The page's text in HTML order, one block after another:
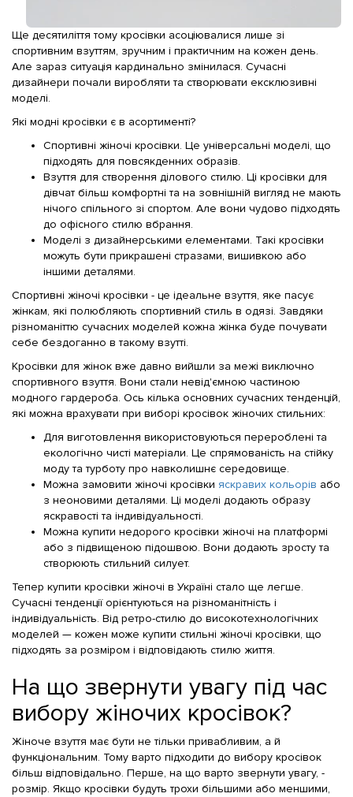
Ще десятиліття тому кросівки асоціювалися лише зі
спортивним взуттям, зручним і практичним на кожен день.
Але зараз ситуація кардинально змінилася. Сучасні
дизайнери почали виробляти та створювати ексклюзивні
моделі.
Які модні кросівки є в асортименті?
Спортивні жіночі кросівки. Це універсальні моделі, що
підходять для повсякденних образів.
Взуття для створення ділового стилю. Ці кросівки для
дівчат більш комфортні та на зовнішній вигляд не мають
нічого спільного зі спортом. Але вони чудово підходять
до офісного стилю вбрання.
Моделі з дизайнерськими елементами. Такі кросівки
можуть бути прикрашені стразами, вишивкою або
іншими деталями.
Спортивні жіночі кросівки - це ідеальне взуття, яке пасує
жінкам, які полюбляють спортивний стиль в одязі. Завдяки
різноманіттю сучасних моделей кожна жінка буде почувати
себе бездоганно в такому взутті.
Кросівки для жінок вже давно вийшли за межі виключно
спортивного взуття. Вони стали невід'ємною частиною
модного гардероба. Ось кілька основних сучасних тенденцій,
які можна врахувати при виборі кросівок жіночих стильних:
Для виготовлення використовуються перероблені та
екологічно чисті матеріали. Це спрямованість на стійку
моду та турботу про навколишнє середовище.
Можна замовити жіночі кросівки яскравих кольорів або
з неоновими деталями. Ці моделі додають образу
яскравості та індивідуальності.
Можна купити недорого кросівки жіночі на платформі
або з підвищеною підошвою. Вони додають зросту та
створюють стильний силует.
Тепер купити кросівки жіночі в Україні стало ще легше.
Сучасні тенденції орієнтуються на різноманітність і
індивідуальність. Від ретро-стилю до високотехнологічних
моделей — кожен може купити стильні жіночі кросівки, що
підходять за розміром і відповідають стилю життя.
На що звернути увагу під час
вибору жіночих кросівок?
Жіноче взуття має бути не тільки привабливим, а й
функціональним. Тому варто підходити до вибору кросівок
більш відповідально. Перше, на що варто звернути увагу, -
розмір. Якщо кросівки будуть трохи більшими або меншими,